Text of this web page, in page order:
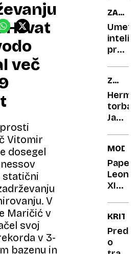
Hrvat
več
Vitomir
dosegel
statični
V
Maričić v
svoj
v 3-
bazenu in
iz
proti
TORBA
torba
Jane
v
MODA
Papež
Leon
XIV.
kul
KRITIKE
o